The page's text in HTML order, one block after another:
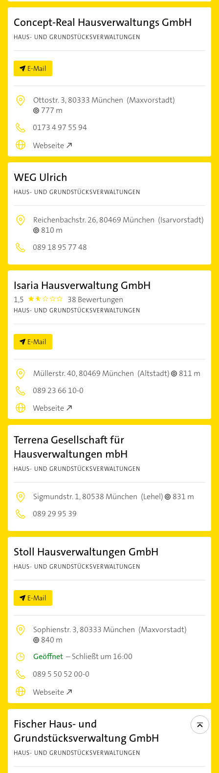
Concept-Real Hausverwaltungs GmbH
HAUS- UND GRUNDSTÜCKSVERWALTUNGEN
E-Mail
Ottostr. 3,80333 München (Maxvorstadt)
777 m
0173 4 97 55 94
Webseite
WEG Ulrich
HAUS- UND GRUNDSTÜCKSVERWALTUNGEN
Reichenbachstr. 26,80469 München (Isarvorstadt)
810 m
089 18 95 77 48
Isaria Hausverwaltung GmbH
1,5 1.5 38 Bewertungen
HAUS- UND GRUNDSTÜCKSVERWALTUNGEN
E-Mail
Müllerstr. 40,80469 München (Altstadt)
811 m
089 23 66 10-0
Webseite
Terrena Gesellschaft für
Hausverwaltungen mbH
HAUS- UND GRUNDSTÜCKSVERWALTUNGEN
Sigmundstr. 1,80538 München (Lehel)
831 m
089 29 95 39
Stoll Hausverwaltungen GmbH
HAUS- UND GRUNDSTÜCKSVERWALTUNGEN
E-Mail
Sophienstr. 3,80333 München (Maxvorstadt)
840 m
Geöffnet –Schließt um 16:00
089 5 50 52 00-0
Webseite
Fischer Haus- und
Grundstücksverwaltung GmbH
HAUS- UND GRUNDSTÜCKSVERWALTUNGEN